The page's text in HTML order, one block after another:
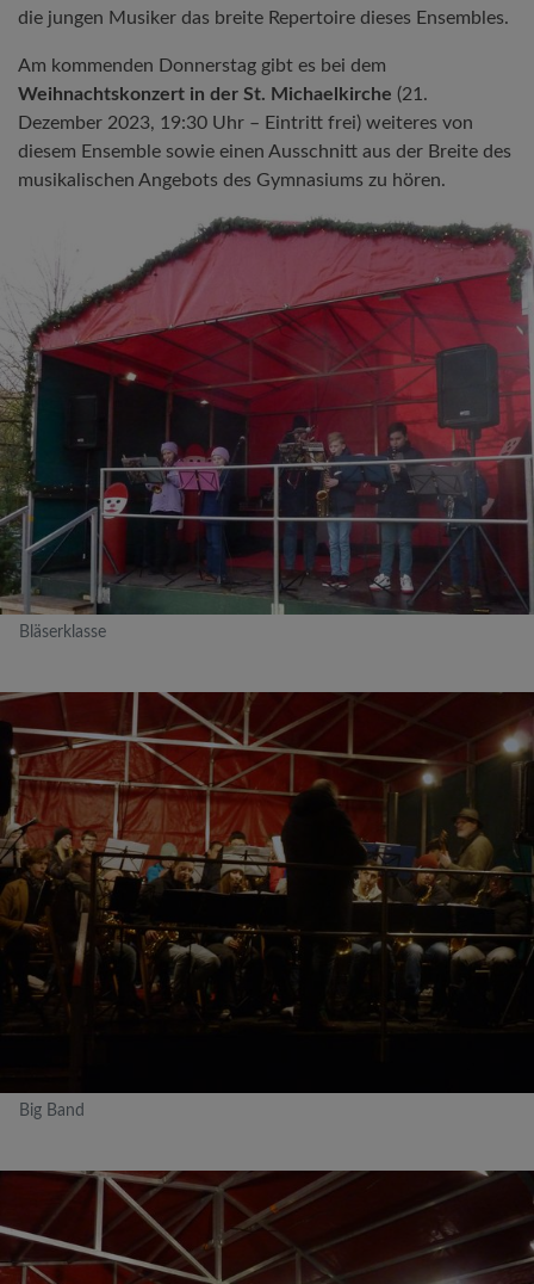
die jungen Musiker das breite Repertoire dieses Ensembles.
Am kommenden Donnerstag gibt es bei dem
Weihnachtskonzert in der St. Michaelkirche (21.
Dezember 2023, 19:30 Uhr – Eintritt frei) weiteres von
diesem Ensemble sowie einen Ausschnitt aus der Breite des
musikalischen Angebots des Gymnasiums zu hören.
Bläserklasse
Big Band